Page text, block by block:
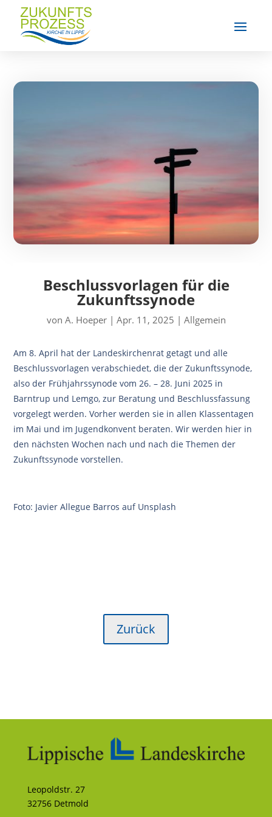
Beschlussvorlagen für die
Zukunftssynode
von A. Hoeper| Apr. 11, 2025 | Allgemein
Am 8. April hat der Landeskirchenrat getagt und alle
Beschlussvorlagen verabschiedet, die der Zukunftssynode,
also der Frühjahrssynode vom 26. – 28. Juni 2025 in
Barntrup und Lemgo, zur Beratung und Beschlussfassung
vorgelegt werden. Vorher werden sie in allen Klassentagen
im Mai und im Jugendkonvent beraten. Wir werden hier in
den nächsten Wochen nach und nach die Themen der
Zukunftssynode vorstellen.
Foto: Javier Allegue Barros auf Unsplash
Zurück
Leopoldstr. 27
32756 Detmold